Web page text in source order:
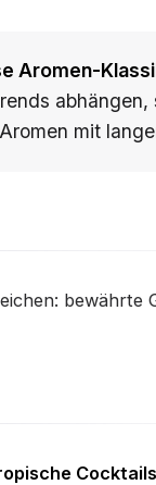
Aromen-
mit
bewährte
Cocktails